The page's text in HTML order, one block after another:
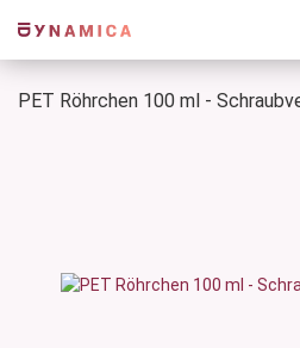
PET Röhrchen 100 ml -